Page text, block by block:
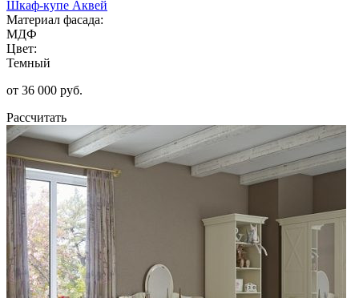
Шкаф-купе Аквей
Материал фасада:
МДФ
Цвет:
Темный
от 36 000 руб.
Рассчитать